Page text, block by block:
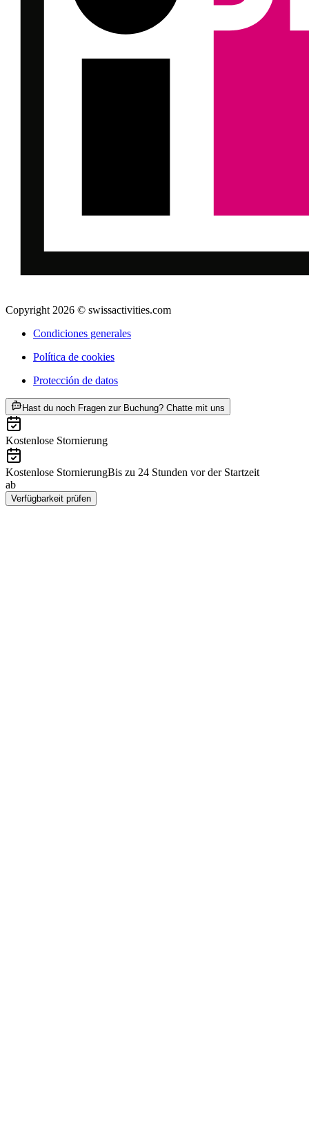
Copyright 2026 © swissactivities.com
Condiciones generales
Política de cookies
Protección de datos
Hast du noch Fragen zur Buchung? Chatte mit uns
Kostenlose Stornierung
Kostenlose StornierungBis zu 24 Stunden vor der Startzeit
ab
Verfügbarkeit prüfen